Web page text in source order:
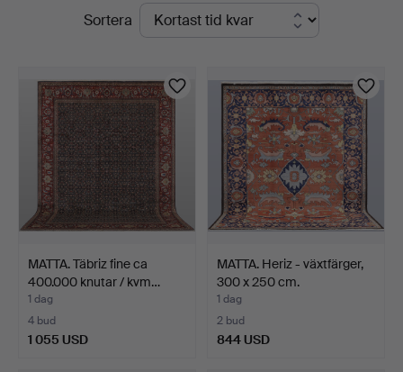
PågåendeSortera
MATTA. Täbriz fine ca
400.000 knutar / kvm…
1 dag
4 bud
1 055 USD
MATTA. Heriz - växtfärger,
300 x 250 cm.
1 dag
2 bud
844 USD